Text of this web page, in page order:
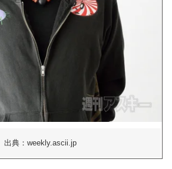
出典：weekly.ascii.jp